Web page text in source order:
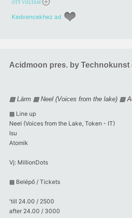
OTT VOLTAM
Kedvencekhez ad
Acidmoon pres. by Technokunst
▩ Lärm ▩ Neel (Voices from the lake) ▩
▩ Line up
Neel (Voices from the Lake, Token - IT)
Isu
Atomik
Vj: MillionDots
▩ Belépő / Tickets
'till 24.00 / 2500
after 24.00 / 3000